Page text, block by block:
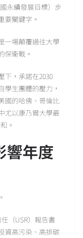
永續發展目標）步
要關鍵字。
一場顛覆過往大學
保衛戰。
下，承諾在2030
學生團體的壓力，
國的哈佛、哥倫比
尤以康乃爾大學最
。
響年度
（USR）報告書
資高污染、高排碳